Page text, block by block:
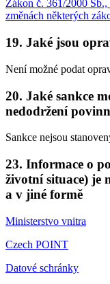
Zákon č. 361/2000
změnách některých
19. Jaké jsou
Není možné podat
20. Jaké sankce
nedodržení
Sankce nejsou
23. Informace o
životní situace) je
a v jiné formě
Ministerstvo vnitra
Czech POINT
Datové schránky